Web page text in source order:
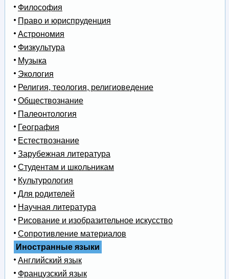
Философия
Право и юриспруденция
Астрономия
Физкультура
Музыка
Экология
Религия, теология, религиоведение
Обществознание
Палеонтология
География
Естествознание
Зарубежная литература
Студентам и школьникам
Культурология
Для родителей
Научная литература
Рисование и изобразительное искусство
Сопротивление материалов
Иностранные языки
Английский язык
Французский язык